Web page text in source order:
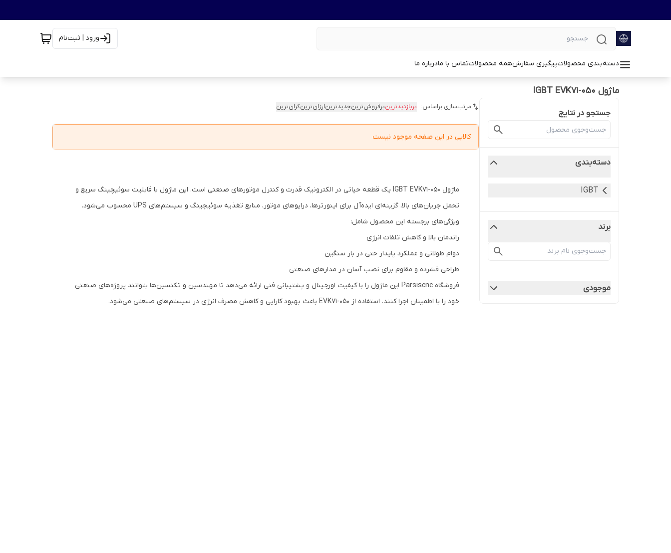
ورود | ثبت‌نام
دسته‌بندی محصولاتپیگیری سفارشهمه محصولاتتماس با مادرباره ما
ماژول IGBT EVK71-050
جستجو در نتایج
دسته‌بندی
IGBT
برند
موجودی
مرتب‌سازی براساس: پربازدیدترینپرفروش‌ترینجدیدترینارزان‌ترینگران‌ترین
کالایی در این صفحه موجود نیست
ماژول IGBT EVK71-050 یک قطعه حیاتی در الکترونیک قدرت و کنترل موتورهای صنعتی است. این ماژول با قابلیت سوئیچینگ سریع و
تحمل جریان‌های بالا، گزینه‌ای ایده‌آل برای اینورترها، درایوهای موتور، منابع تغذیه سوئیچینگ و سیستم‌های UPS محسوب می‌شود.
ویژگی‌های برجسته این محصول شامل:
راندمان بالا و کاهش تلفات انرژی
دوام طولانی و عملکرد پایدار حتی در بار سنگین
طراحی فشرده و مقاوم برای نصب آسان در مدارهای صنعتی
فروشگاه Parsiscnc این ماژول را با کیفیت اورجینال و پشتیبانی فنی ارائه می‌دهد تا مهندسین و تکنسین‌ها بتوانند پروژه‌های صنعتی
خود را با اطمینان اجرا کنند. استفاده از EVK71-050 باعث بهبود کارایی و کاهش مصرف انرژی در سیستم‌های صنعتی می‌شود.